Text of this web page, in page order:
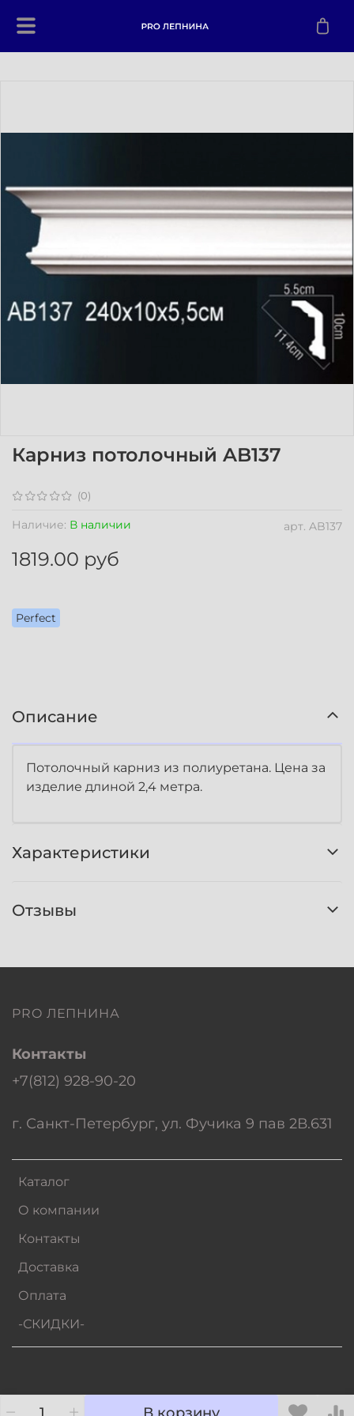
(0)
арт. AB137
Наличие: В наличии
Perfect
Карниз потолочный AB137
1819.00 руб
Описание
Потолочный карниз из полиуретана. Цена за
изделие длиной 2,4 метра.
Характеристики
Отзывы
PRO ЛЕПНИНА
Каталог
О компании
Контакты
Доставка
Оплата
-СКИДКИ-
Контакты
+7(812) 928-90-20
г. Санкт-Петербург, ул. Фучика 9 пав 2В.631